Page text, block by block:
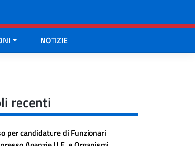
NOTIZIE
recenti
per candidature di Funzionari